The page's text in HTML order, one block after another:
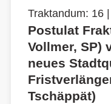
Traktandum: 16
Postulat
Vollmer, SP)
neues
Tschäppät)